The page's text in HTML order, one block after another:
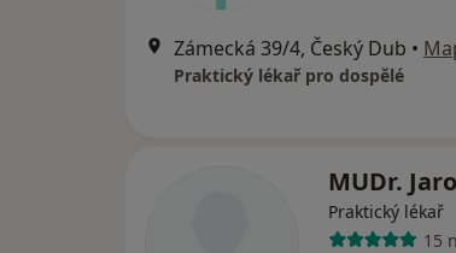
Zámecká 39/4, Český Dub •
Praktický lékař pro dospělé
MUDr.
Praktický lékař
15